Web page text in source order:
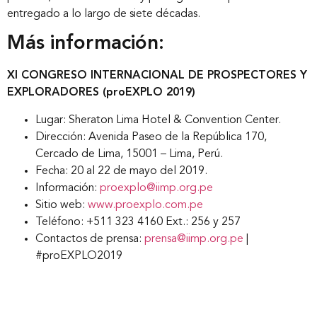
entregado a lo largo de siete décadas.
Más información:
XI CONGRESO INTERNACIONAL DE PROSPECTORES Y
EXPLORADORES (proEXPLO 2019)
Lugar: Sheraton Lima Hotel & Convention Center.
Dirección: Avenida Paseo de la República 170,
Cercado de Lima, 15001 – Lima, Perú.
Fecha: 20 al 22 de mayo del 2019.
Información: proexplo@iimp.org.pe
Sitio web: www.proexplo.com.pe
Teléfono: +511 323 4160 Ext.: 256 y 257
Contactos de prensa: prensa@iimp.org.pe
#proEXPLO2019